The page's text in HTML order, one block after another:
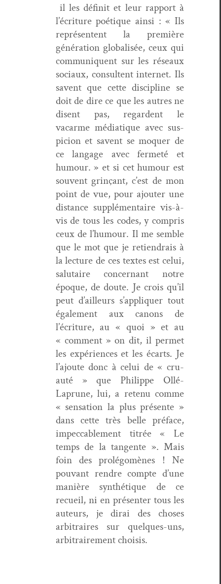
il les définit et leur rap­port à
l’écriture poé­tique ain­si : « Ils
représen­tent la pre­mière
généra­tion glob­al­isée, ceux qui
com­mu­niquent sur les réseaux
soci­aux, con­sul­tent inter­net. Ils
savent que cette dis­ci­pline se
doit de dire ce que les autres ne
dis­ent pas, regar­dent le
vacarme médi­a­tique avec sus­
pi­cion et savent se moquer de
ce lan­gage avec fer­meté et
humour. » et si cet humour est
sou­vent grinçant, c’est de mon
point de vue, pour ajouter une
dis­tance sup­plé­men­taire vis-à-
vis de tous les codes, y com­pris
ceux de l’humour. Il me sem­ble
que le mot que je retiendrais à
la lec­ture de ces textes est celui,
salu­taire con­cer­nant notre
époque, de doute. Je crois qu’il
peut d’ailleurs s’appliquer tout
égale­ment aux canons de
l’écriture, au « quoi » et au
« com­ment » on dit, il per­met
les expéri­ences et les écarts. Je
l’ajoute donc à celui de « cru­
auté » que Philippe Ollé-
Laprune, lui, a retenu comme
« sen­sa­tion la plus présente »
dans cette très belle pré­face,
impec­ca­ble­ment titrée « Le
temps de la tan­gente ». Mais
foin des pro­lé­gomènes ! Ne
pou­vant ren­dre compte d’une
manière syn­thé­tique de ce
recueil, ni en présen­ter tous les
auteurs, je dirai des choses
arbi­traires sur quelques-uns,
arbi­traire­ment choisis.